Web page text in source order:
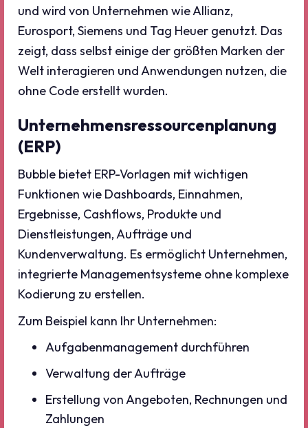
und wird von Unternehmen wie Allianz,
Eurosport, Siemens und Tag Heuer genutzt. Das
zeigt, dass selbst einige der größten Marken der
Welt interagieren und Anwendungen nutzen, die
ohne Code erstellt wurden.
Unternehmensressourcenplanung
(ERP)
Bubble bietet ERP-Vorlagen mit wichtigen
Funktionen wie Dashboards, Einnahmen,
Ergebnisse, Cashflows, Produkte und
Dienstleistungen, Aufträge und
Kundenverwaltung. Es ermöglicht Unternehmen,
integrierte Managementsysteme ohne komplexe
Kodierung zu erstellen.
Zum Beispiel kann Ihr Unternehmen:
Aufgabenmanagement durchführen
Verwaltung der Aufträge
Erstellung von Angeboten, Rechnungen und
Zahlungen